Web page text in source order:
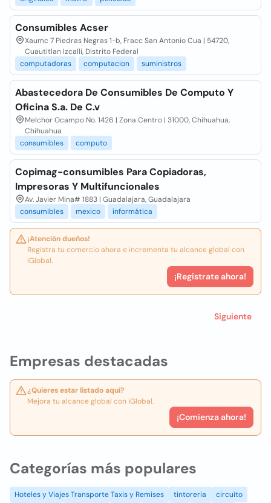
Empresas destacadas
¿Quieres estar listado aquí?
Mejora tu alcance global con iGlobal.
¡Comienza ahora!
Consumibles Acser
Xaumc 7 Piedras Negras 1-b, Fracc San Antonio Cua | 54720,
Cuautitlan Izcalli, Distrito Federal
computadoras
computacion suministros
Abastecedora De Consumibles De Computo Y
Oficina S.a. De C.v
Melchor Ocampo No. 1426 | Zona Centro | 31000, Chihuahua,
Chihuahua
consumibles
computo
Copimag-consumibles Para Copiadoras,
Impresoras Y Multifuncionales
Av. Javier Mina# 1883 | Guadalajara, Guadalajara
consumibles
mexico informática
¡Atención dueños!
Registra tu comercio ahora e incrementa tu alcance global con
iGlobal.
¡Registrate ahora!
Siguiente
Categorías más populares
Hoteles y Viajes Transporte Taxis y Remises tintoreria circuito